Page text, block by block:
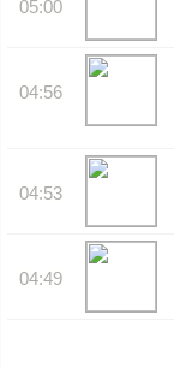
05:00
04:56
04:53
04:49